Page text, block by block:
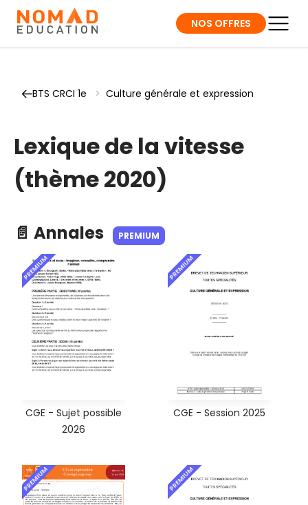
NOS OFFRES
BTS CRCI 1e > Culture générale et expression
Lexique de la vitesse
(thème 2020)
📄 Annales PREMIUM
PREMIUM
CGE - Sujet possible
2026
PREMIUM
CGE - Session 2025
PREMIUM PREMIUM